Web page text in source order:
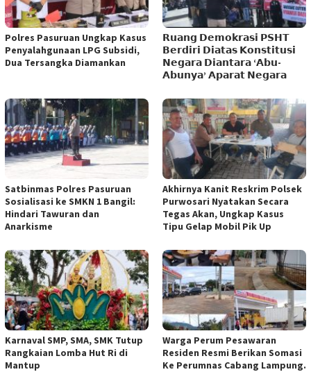
Polres Pasuruan Ungkap Kasus
Penyalahgunaan LPG Subsidi,
Dua Tersangka Diamankan
𝗥𝘂𝗮𝗻𝗴 𝗗𝗲𝗺𝗼𝗸𝗿𝗮𝘀𝗶 𝗣𝗦𝗛𝗧
𝗕𝗲𝗿𝗱𝗶𝗿𝗶 𝗗𝗶𝗮𝘁𝗮𝘀 𝗞𝗼𝗻𝘀𝘁𝗶𝘁𝘂𝘀𝗶
𝗡𝗲𝗴𝗮𝗿𝗮 𝗗𝗶𝗮𝗻𝘁𝗮𝗿𝗮 ‘𝗔𝗯𝘂-
𝗔𝗯𝘂𝗻𝘆𝗮’ 𝗔𝗽𝗮𝗿𝗮𝘁 𝗡𝗲𝗴𝗮𝗿𝗮
Satbinmas Polres Pasuruan
Sosialisasi ke SMKN 1 Bangil:
Hindari Tawuran dan
Anarkisme
Akhirnya Kanit Reskrim Polsek
Purwosari Nyatakan Secara
Tegas Akan, Ungkap Kasus
Tipu Gelap Mobil Pik Up
Karnaval SMP, SMA, SMK Tutup
Rangkaian Lomba Hut Ri di
Mantup
Warga Perum Pesawaran
Residen Resmi Berikan Somasi
Ke Perumnas Cabang Lampung.